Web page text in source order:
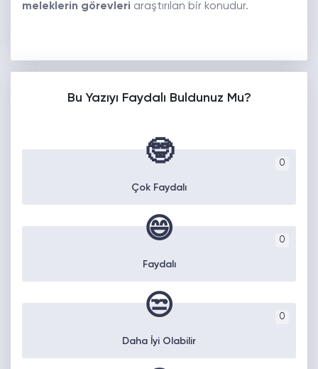
meleklerin görevleri araştırılan bir konudur.
Bu Yazıyı Faydalı Buldunuz Mu?
0
🤓
Çok Faydalı
0
😄
Faydalı
0
😒
Daha İyi Olabilir